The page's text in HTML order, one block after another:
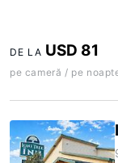
DE LA USD 81
pe cameră / pe